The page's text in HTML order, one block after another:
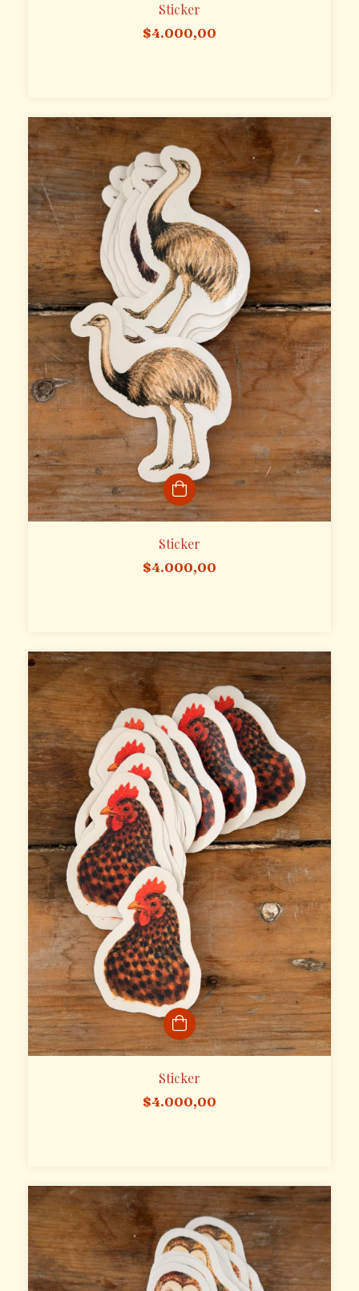
Sticker
$4.000,00
Sticker
$4.000,00
Sticker
$4.000,00